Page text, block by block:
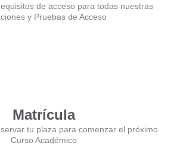
de acceso para todas nuestras
y Pruebas de Acceso
Matrícula
tu plaza para comenzar el próximo
Curso Académico